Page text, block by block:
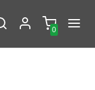
0